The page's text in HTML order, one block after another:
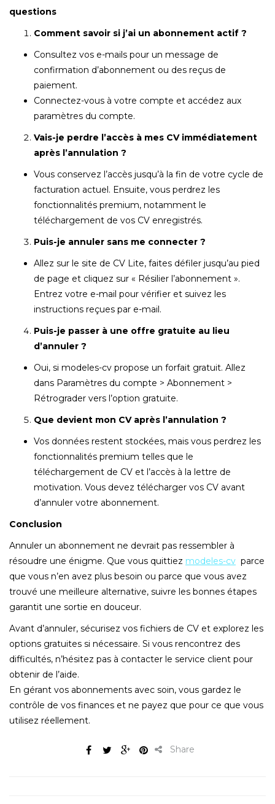
questions
Comment savoir si j’ai un abonnement actif ?
Consultez vos e-mails pour un message de
confirmation d’abonnement ou des reçus de
paiement.
Connectez-vous à votre compte et accédez aux
paramètres du compte.
Vais-je perdre l’accès à mes CV immédiatement
après l’annulation ?
Vous conservez l’accès jusqu’à la fin de votre cycle de
facturation actuel. Ensuite, vous perdrez les
fonctionnalités premium, notamment le
téléchargement de vos CV enregistrés.
Puis-je annuler sans me connecter ?
Allez sur le site de CV Lite, faites défiler jusqu’au pied
de page et cliquez sur « Résilier l’abonnement ».
Entrez votre e-mail pour vérifier et suivez les
instructions reçues par e-mail.
Puis-je passer à une offre gratuite au lieu
d’annuler ?
Oui, si modeles-cv propose un forfait gratuit. Allez
dans Paramètres du compte > Abonnement >
Rétrograder vers l’option gratuite.
Que devient mon CV après l’annulation ?
Vos données restent stockées, mais vous perdrez les
fonctionnalités premium telles que le
téléchargement de CV et l’accès à la lettre de
motivation. Vous devez télécharger vos CV avant
d’annuler votre abonnement.
Conclusion
Annuler un abonnement ne devrait pas ressembler à
résoudre une énigme. Que vous quittiez modeles-cv parce
que vous n’en avez plus besoin ou parce que vous avez
trouvé une meilleure alternative, suivre les bonnes étapes
garantit une sortie en douceur.
Avant d’annuler, sécurisez vos fichiers de CV et explorez les
options gratuites si nécessaire. Si vous rencontrez des
difficultés, n’hésitez pas à contacter le service client pour
obtenir de l’aide.
En gérant vos abonnements avec soin, vous gardez le
contrôle de vos finances et ne payez que pour ce que vous
utilisez réellement.
Share